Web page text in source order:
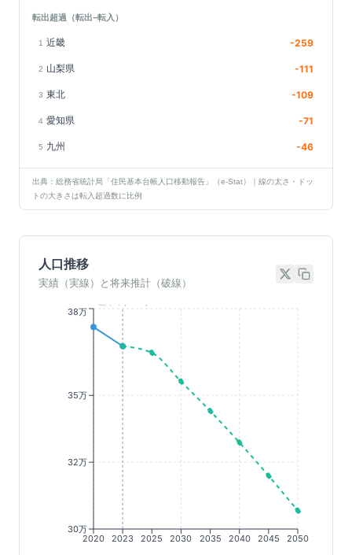
転出超過（転出−転入）
1 近畿 -259
2 山梨県 -111
3 東北 -109
4 愛知県 -71
5 九州 -46
出典：総務省統計局「住民基本台帳人口移動報告」（e-Stat）｜線の太さ・ドッ
トの大きさは転入超過数に比例
人口推移
実績（実線）と将来推計（破線）
2020 2023 2025 2030 2035 2040 2045 2050
30万
32万
35万
38万